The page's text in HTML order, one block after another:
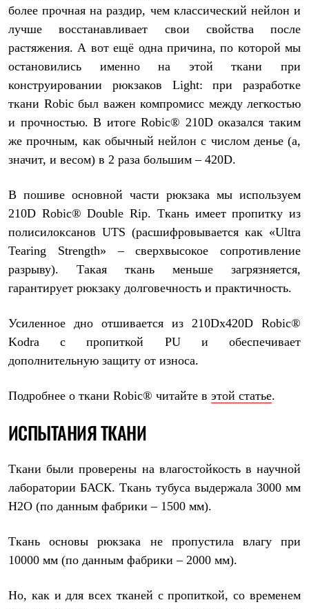
более прочная на раздир, чем классический нейлон и
лучше восстанавливает свои свойства после
растяжения. А вот ещё одна причина, по которой мы
остановились именно на этой ткани при
конструировании рюкзаков Light: при разработке
ткани Robic был важен компромисс между легкостью
и прочностью. В итоге Robic® 210D оказался таким
же прочным, как обычный нейлон c числом денье (а,
значит, и весом) в 2 раза большим – 420D.
В пошиве основной части рюкзака мы используем
210D Robic® Double Rip. Ткань имеет пропитку из
полисилоксанов UTS (расшифровывается как «Ultra
Tearing Strength» – сверхвысокое сопротивление
разрыву). Такая ткань меньше загрязняется,
гарантирует рюкзаку долговечность и практичность.
Усиленное дно отшивается из 210Dx420D Robic®
Kodra с пропиткой PU и обеспечивает
дополнительную защиту от износа.
Подробнее о ткани Robic® читайте в этой статье.
ИСПЫТАНИЯ ТКАНИ
Ткани были проверены на влагостойкость в научной
лаборатории БАСК. Ткань тубуса выдержала 3000 мм
Н2О (по данным фабрики – 1500 мм).
Ткань основы рюкзака не пропустила влагу при
10000 мм (по данным фабрики – 2000 мм).
Но, как и для всех тканей с пропиткой, со временем